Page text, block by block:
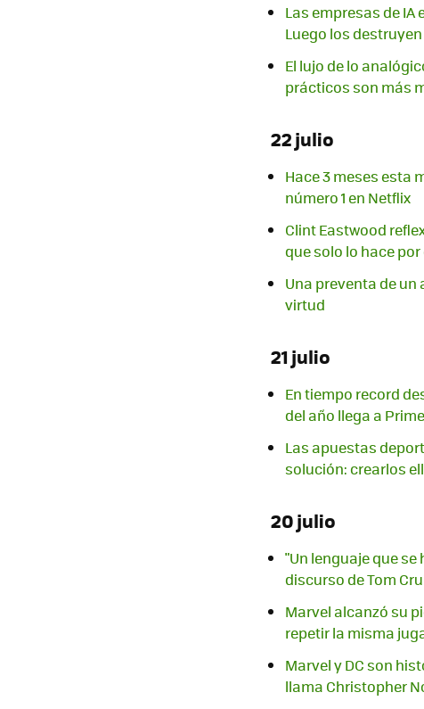
Las empresas de
Luego los destruyen
El lujo de lo
prácticos son más
22 julio
Hace 3 meses esta
número 1 en Netflix
Clint Eastwood
que solo lo hace
Una preventa de un
virtud
21 julio
En tiempo record
del año llega a
Las apuestas
solución: crearlos
20 julio
"Un lenguaje que
discurso de Tom
Marvel alcanzó su
repetir la misma
Marvel y DC son
llama Christopher